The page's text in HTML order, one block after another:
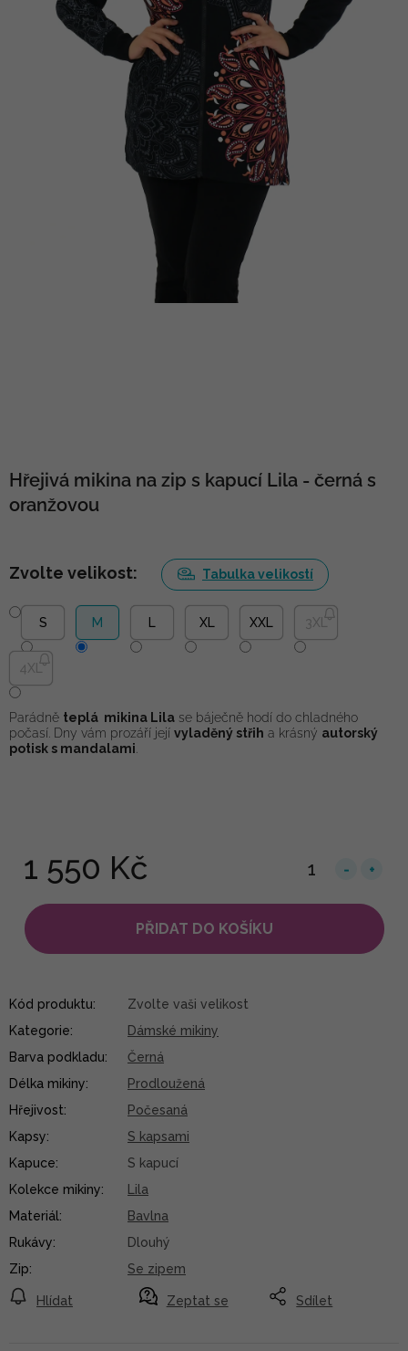
Hřejivá mikina na zip s kapucí Lila - černá s
oranžovou
1 550 Kč
PŘIDAT DO KOŠÍKU
Zvolte velikost: Tabulka velikostí
S M XL XXL 3XL
4XL
Parádně teplá mikina Lila se báječně hodí do chladného
počasí. Dny vám prozáří její vyladěný střih a krásný autorský
potisk s mandalami
Zeptat se
Hlídat Sdílet
Kód produktu:
Zvolte vaši velikost
Kategorie:
Dámské mikiny
Barva podkladu:
Černá
Délka mikiny:
Prodloužená
Hřejivost:
Počesaná
Kapsy:
S kapsami
Kapuce:
S kapucí
Kolekce mikiny:
Lila
Materiál:
Bavlna
Rukávy:
Dlouhý
Zip: Se zipem